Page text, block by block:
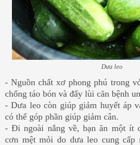
Dưa leo
- Nguồn chất xơ phong phú trong
chống táo bón và đẩy lùi căn bệnh
- Dưa leo còn giúp giảm huyết áp
có thể góp phần giúp giảm cân.
- Đi ngoài nắng về, bạn ăn một ít
cơn mệt mỏi do dưa leo cung cấp